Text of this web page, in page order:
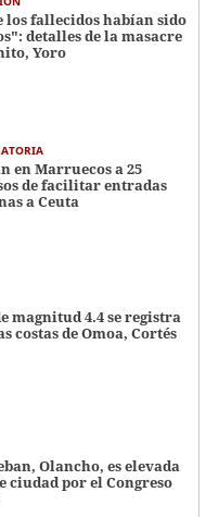
los fallecidos habían sido
detalles de la masacre
Yoro
en Marruecos a 25
de facilitar entradas
a Ceuta
magnitud 4.4 se registra
costas de Omoa, Cortés
Olancho, es elevada
ciudad por el Congreso